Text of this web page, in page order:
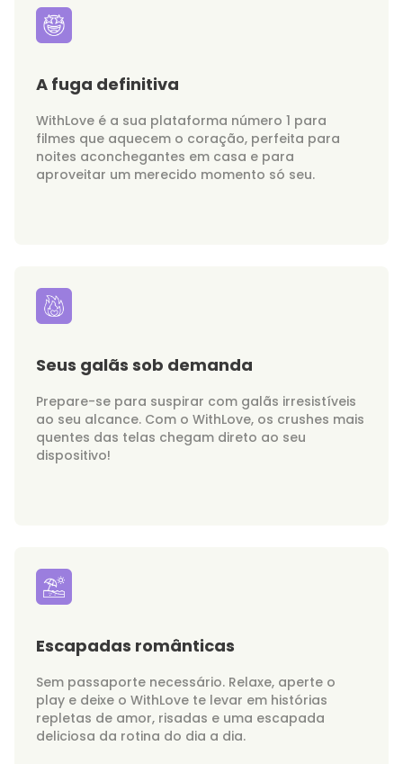
A fuga definitiva
WithLove é a sua plataforma número 1 para
filmes que aquecem o coração, perfeita para
noites aconchegantes em casa e para
aproveitar um merecido momento só seu.
Seus galãs sob demanda
Prepare-se para suspirar com galãs irresistíveis
ao seu alcance. Com o WithLove, os crushes mais
quentes das telas chegam direto ao seu
dispositivo!
Escapadas românticas
Sem passaporte necessário. Relaxe, aperte o
play e deixe o WithLove te levar em histórias
repletas de amor, risadas e uma escapada
deliciosa da rotina do dia a dia.